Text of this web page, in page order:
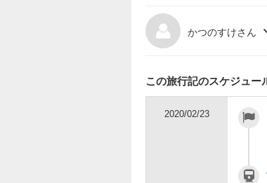
かつのすけさん
この旅行記のスケジュー
2020/02/23